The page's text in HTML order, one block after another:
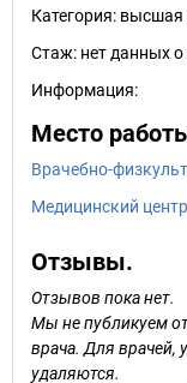
Категория: высшая
Стаж: нет данных
Информация:
Место
Врачебно-
Медицинский
Отзывы.
Отзывов пока нет.
Мы не публикуем
врача. Для врачей,
удаляются.